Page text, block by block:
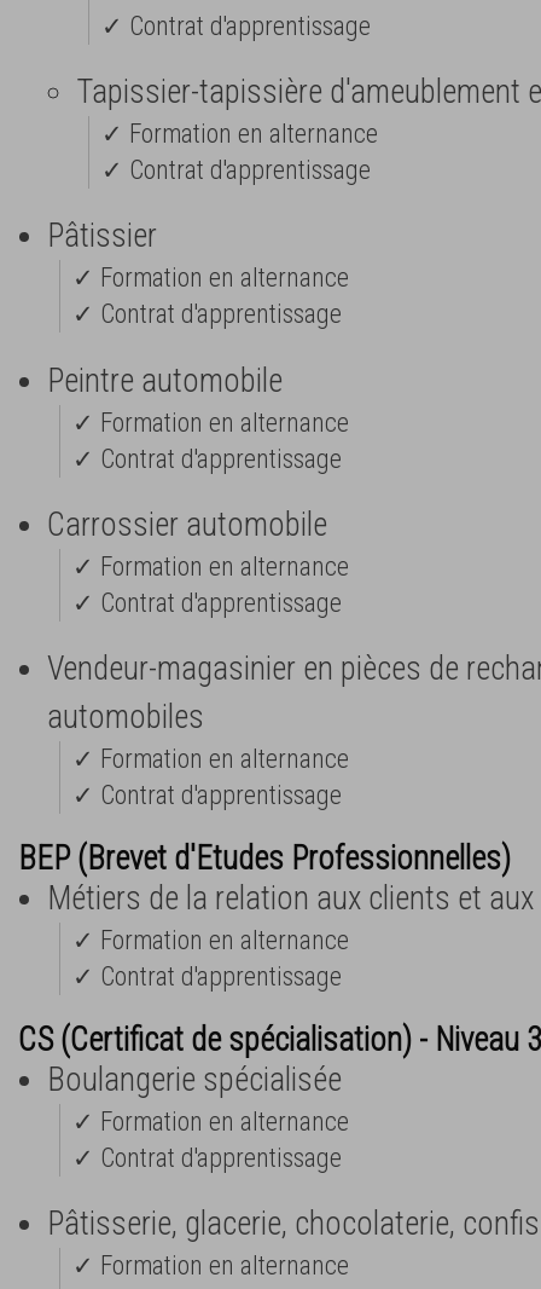
✓ Contrat d'apprentissage
Tapissier-tapissière d'ameublement
✓ Formation en alternance
✓ Contrat d'apprentissage
Pâtissier
✓ Formation en alternance
✓ Contrat d'apprentissage
Peintre automobile
✓ Formation en alternance
✓ Contrat d'apprentissage
Carrossier automobile
✓ Formation en alternance
✓ Contrat d'apprentissage
Vendeur-magasinier en pièces de
automobiles
✓ Formation en alternance
✓ Contrat d'apprentissage
BEP (Brevet d'Etudes Professionnelles)
Métiers de la relation aux clients et
✓ Formation en alternance
✓ Contrat d'apprentissage
CS (Certificat de spécialisation) - Niveau 3
Boulangerie spécialisée
✓ Formation en alternance
✓ Contrat d'apprentissage
Pâtisserie, glacerie, chocolaterie,
✓ Formation en alternance